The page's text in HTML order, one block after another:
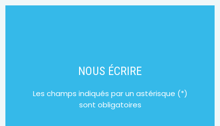
NOUS ÉCRIRE
Les champs indiqués par un astérisque (*)
sont obligatoires